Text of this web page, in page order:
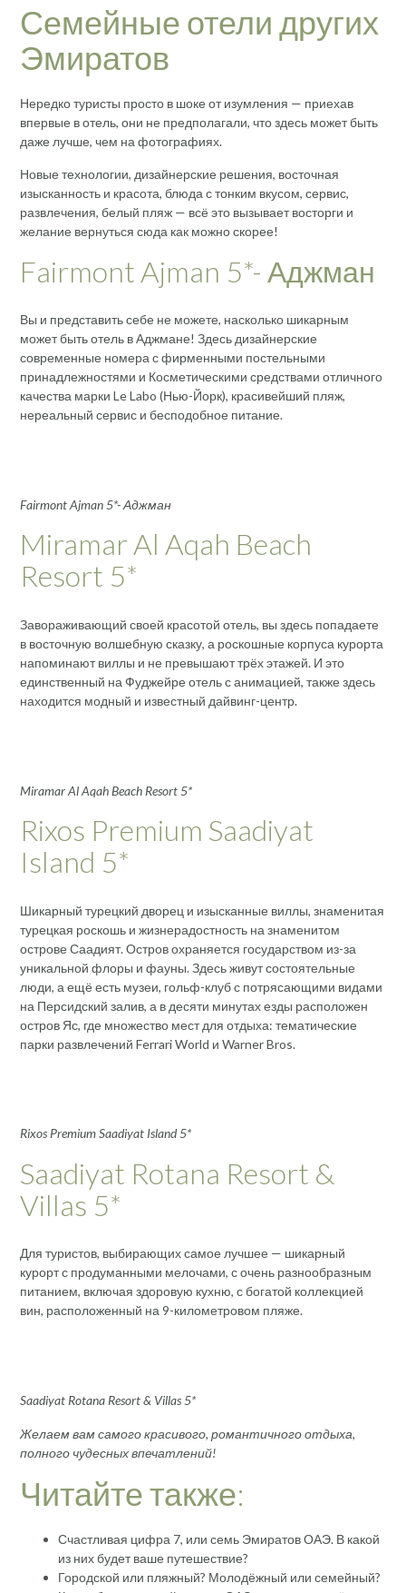
Семейные отели других
Эмиратов
Нередко туристы просто в шоке от изумления — приехав
впервые в отель, они не предполагали, что здесь может быть
даже лучше, чем на фотографиях.
Новые технологии, дизайнерские решения, восточная
изысканность и красота, блюда с тонким вкусом, сервис,
развлечения, белый пляж — всё это вызывает восторги и
желание вернуться сюда как можно скорее!
Fairmont Ajman 5*- Аджман
Вы и представить себе не можете, насколько шикарным
может быть отель в Аджмане! Здесь дизайнерские
современные номера с фирменными постельными
принадлежностями и Косметическими средствами отличного
качества марки Le Labo (Нью-Йорк), красивейший пляж,
нереальный сервис и бесподобное питание.
Fairmont Ajman 5*- Аджман
Miramar Al Aqah Beach
Resort 5*
Завораживающий своей красотой отель, вы здесь попадаете
в восточную волшебную сказку, а роскошные корпуса курорта
напоминают виллы и не превышают трёх этажей. И это
единственный на Фуджейре отель с анимацией, также здесь
находится модный и известный дайвинг-центр.
Miramar Al Aqah Beach Resort 5*
Rixos Premium Saadiyat
Island 5*
Шикарный турецкий дворец и изысканные виллы, знаменитая
турецкая роскошь и жизнерадостность на знаменитом
острове Саадият. Остров охраняется государством из-за
уникальной флоры и фауны. Здесь живут состоятельные
люди, а ещё есть музеи, гольф-клуб с потрясающими видами
на Персидский залив, а в десяти минутах езды расположен
остров Яс, где множество мест для отдыха: тематические
парки развлечений Ferrari World и Warner Bros.
Rixos Premium Saadiyat Island 5*
Saadiyat Rotana Resort &
Villas 5*
Для туристов, выбирающих самое лучшее — шикарный
курорт с продуманными мелочами, с очень разнообразным
питанием, включая здоровую кухню, с богатой коллекцией
вин, расположенный на 9-километровом пляже.
Saadiyat Rotana Resort & Villas 5*
Желаем вам самого красивого, романтичного отдыха,
полного чудесных впечатлений!
Читайте также:
Счастливая цифра 7, или семь Эмиратов ОАЭ. В какой
из них будет ваше путешествие?
Городской или пляжный? Молодёжный или семейный?